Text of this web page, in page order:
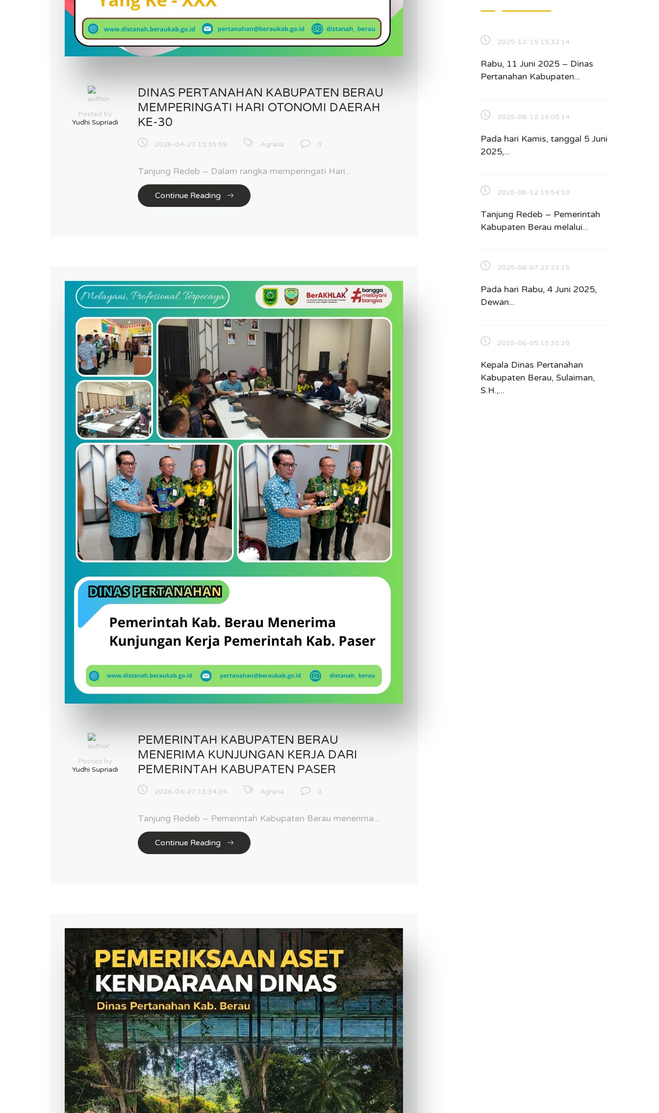
Posted by
Yudhi Supriadi
DINAS PERTANAHAN KABUPATEN BERAU
MEMPERINGATI HARI OTONOMI DAERAH
KE-30
2026-04-27 13:35:59 Agraria 0
Tanjung Redeb – Dalam rangka memperingati Hari...
Continue Reading
Posted by
Yudhi Supriadi
PEMERINTAH KABUPATEN BERAU
MENERIMA KUNJUNGAN KERJA DARI
PEMERINTAH KABUPATEN PASER
2026-04-27 13:34:34 Agraria 0
Tanjung Redeb – Pemerintah Kabupaten Berau menerima...
Continue Reading
2025-12-15 15:32:14
Rabu, 11 Juni 2025 – Dinas
Pertanahan Kabupaten...
2025-06-12 16:05:14
Pada hari Kamis, tanggal 5 Juni
2025,...
2025-06-12 15:54:10
Tanjung Redeb – Pemerintah
Kabupaten Berau melalui...
2025-06-07 23:23:15
Pada hari Rabu, 4 Juni 2025,
Dewan...
2025-06-05 15:35:10
Kepala Dinas Pertanahan
Kabupaten Berau, Sulaiman,
S.H.,...